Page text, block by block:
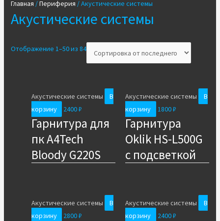
Главная /Периферия / Акустические системы
Акустические системы
Отображение 1–50 из 84
Акустические системы
В
корзину
2400₽
Гарнитура для
пк A4Tech
Bloody G220S
Акустические системы
В
корзину
1800₽
Гарнитура
Oklik HS-L500G
с подсветкой
Акустические системы
В
корзину
2800₽
Акустические системы
В
корзину
2400₽